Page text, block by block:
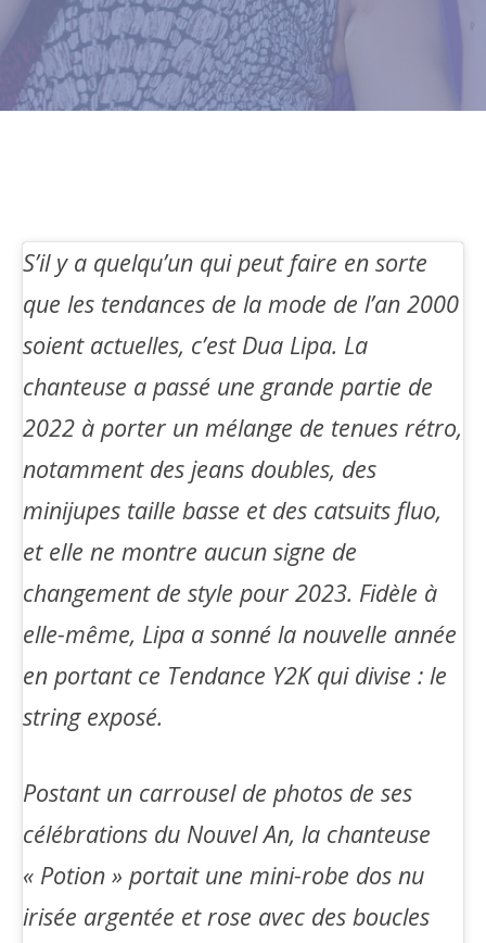
S’il y a quelqu’un qui peut faire en sorte
que les tendances de la mode de l’an 2000
soient actuelles, c’est Dua Lipa. La
chanteuse a passé une grande partie de
2022 à porter un mélange de tenues rétro,
notamment des jeans doubles, des
minijupes taille basse et des catsuits fluo,
et elle ne montre aucun signe de
changement de style pour 2023. Fidèle à
elle-même, Lipa a sonné la nouvelle année
en portant ce Tendance Y2K qui divise : le
string exposé.
Postant un carrousel de photos de ses
célébrations du Nouvel An, la chanteuse
« Potion » portait une mini-robe dos nu
irisée argentée et rose avec des boucles